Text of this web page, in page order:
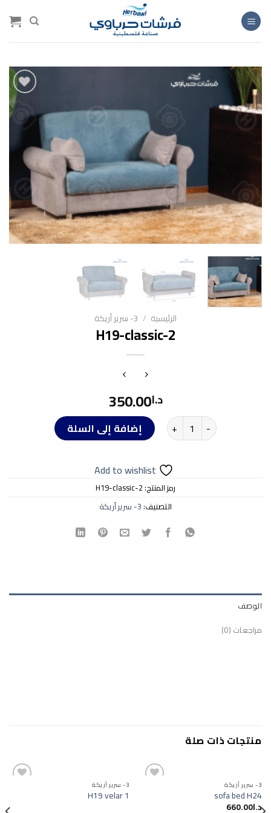
تخطي
للمحتوى
Add to
الرئيسية / 3- سرير أريكة
H19-classic-2
د.ا350.00
كمية H19-classic-2 إضافة إلى السلة
Add to wishlist
رمز المنتج:H19-classic-2
التصنيف:3- سرير أريكة
الوصف
مراجعات (0)
منتجات ذات صلة
3- سرير أريكة
sofa bed H24
د.ا660.00
3- سرير أريكة
H19 velar 1